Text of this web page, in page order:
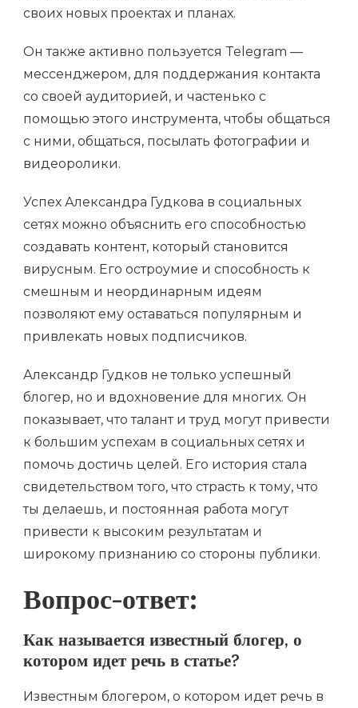
своих новых проектах и планах.
Он также активно пользуется Telegram —
мессенджером, для поддержания контакта
со своей аудиторией, и частенько с
помощью этого инструмента, чтобы общаться
с ними, общаться, посылать фотографии и
видеоролики.
Успех Александра Гудкова в социальных
сетях можно объяснить его способностью
создавать контент, который становится
вирусным. Его остроумие и способность к
смешным и неординарным идеям
позволяют ему оставаться популярным и
привлекать новых подписчиков.
Александр Гудков не только успешный
блогер, но и вдохновение для многих. Он
показывает, что талант и труд могут привести
к большим успехам в социальных сетях и
помочь достичь целей. Его история стала
свидетельством того, что страсть к тому, что
ты делаешь, и постоянная работа могут
привести к высоким результатам и
широкому признанию со стороны публики.
Вопрос-ответ:
Как называется известный блогер, о
котором идет речь в статье?
Известным блогером, о котором идет речь в